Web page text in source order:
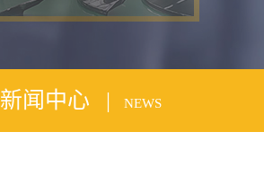
新闻中心 | NEWS